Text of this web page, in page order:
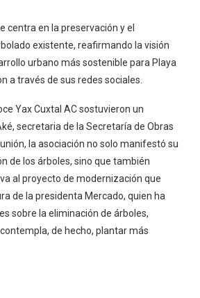
centra en la preservación y el
existente, reafirmando la visión
urbano más sostenible para Playa
a través de sus redes sociales.
Yax Cuxtal AC sostuvieron un
secretaria de la Secretaría de Obras
la asociación no solo manifestó su
de los árboles, sino que también
al proyecto de modernización que
de la presidenta Mercado, quien ha
sobre la eliminación de árboles,
de hecho, plantar más